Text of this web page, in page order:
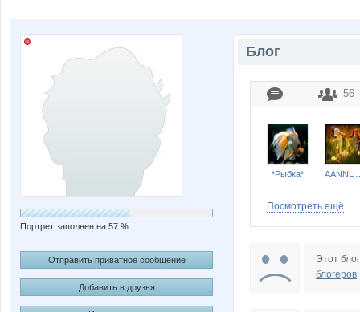
Портрет заполнен на 57 %
Отправить приватное сообщение
Добавить в друзья
Блог
56
*Рыбка*
Посмотреть ещё
Этот
блогеров.